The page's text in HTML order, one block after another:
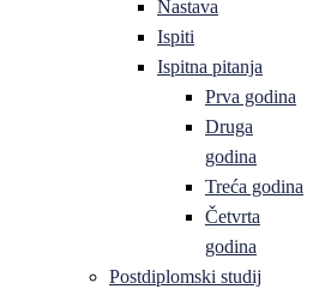
Nastava
Ispiti
Ispitna pitanja
Prva godina
Druga
godina
Treća godina
Četvrta
godina
Postdiplomski studij